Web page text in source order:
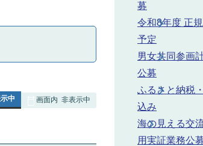
中 画面内 非表示中
募
令和8年度 正
予定
男女共同参画
公募
ふるさと納税
込み
海の見える交
用実証業務公